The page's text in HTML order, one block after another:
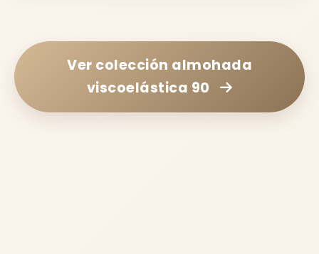
Ver colección almohada
viscoelástica 90